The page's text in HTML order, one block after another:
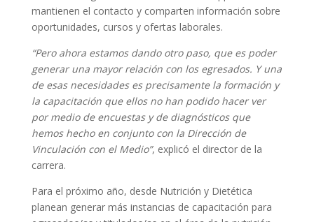
mantienen el contacto y comparten información sobre
oportunidades, cursos y ofertas laborales.
“Pero ahora estamos dando otro paso, que es poder
generar una mayor relación con los egresados. Y una
de esas necesidades es precisamente la formación y
la capacitación que ellos no han podido hacer ver
por medio de encuestas y de diagnósticos que
hemos hecho en conjunto con la Dirección de
Vinculación con el Medio”, explicó el director de la
carrera.
Para el próximo año, desde Nutrición y Dietética
planean generar más instancias de capacitación para